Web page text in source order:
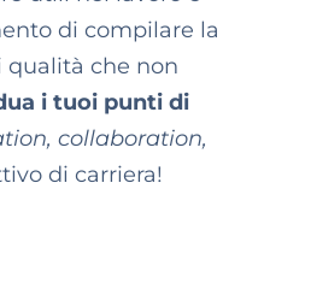
di compilare la
qualità che non
i tuoi punti di
collaboration,
di carriera!